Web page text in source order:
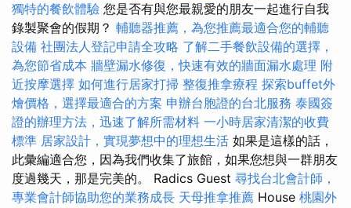
獨特的餐飲體驗 您是否有與您最親愛的朋友一起進行自我
錄製聚會的假期？ 輔聽器推薦，為您推薦最適合您的輔聽
設備 社團法人登記申請全攻略 了解二手餐飲設備的選擇，
為您節省成本 牆壁漏水修復，快速有效的牆面漏水處理 附
近按摩選擇 如何進行居家打掃 整復推拿療程 探索buffet外
燴價格，選擇最適合的方案 申辦台胞證的台北服務 泰國簽
證的辦理方法，迅速了解所需材料 一小時居家清潔的收費
標準 居家設計，實現夢想中的理想生活 如果是這樣的話，
此彙編適合您，因為我們收集了旅館，如果您想與一群朋友
度過幾天，那是完美的。 Radics Guest 尋找台北會計師，
專業會計師協助您的業務成長 天母推拿推薦 House 桃園外